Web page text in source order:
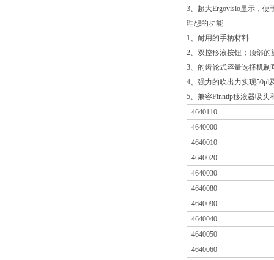
3、超大Ergovisio显示，便
理想的功能
1、耐用的手柄材料
2、双控移液按钮；顶部
3、的齿轮式容量选择机
4、强力的吹出力实现50μl
5、兼容Finntip移液器吸头
4640110
4640000
4640010
4640020
4640030
4640080
4640090
4640040
4640050
4640060